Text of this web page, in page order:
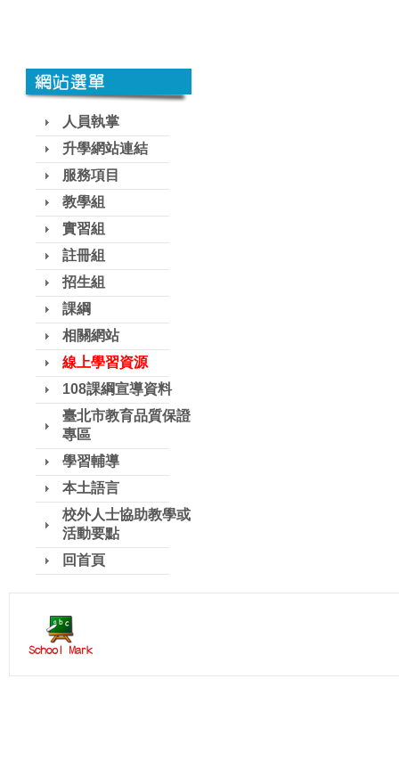
人員執掌
升學網站連結
服務項目
教學組
實習組
註冊組
招生組
課綱
相關網站
線上學習資源
108課綱宣導資料
臺北市教育品質保證
專區
學習輔導
本土語言
校外人士協助教學或
活動要點
回首頁